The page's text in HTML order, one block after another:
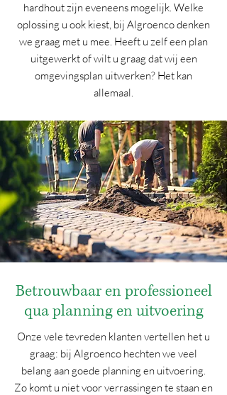
hardhout zijn eveneens mogelijk. Welke
oplossing u ook kiest, bij Algroenco denken
we graag met u mee. Heeft u zelf een plan
uitgewerkt of wilt u graag dat wij een
omgevingsplan uitwerken? Het kan
allemaal.
Betrouwbaar en professioneel
qua planning en uitvoering
Onze vele tevreden klanten vertellen het u
graag: bij Algroenco hechten we veel
belang aan goede planning en uitvoering.
Zo komt u niet voor verrassingen te staan en